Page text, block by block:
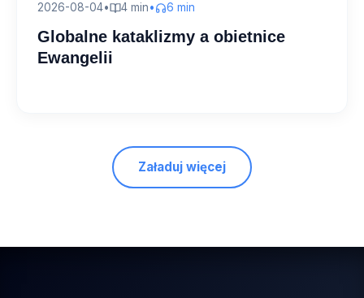
2026-08-04• 4 min• 6 min
Globalne kataklizmy a obietnice
Ewangelii
Załaduj więcej